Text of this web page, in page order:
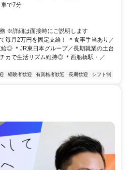
で7分
※詳細は面接時にご説明します
毎月2万円を固定支給！ ＊食事手当あり／
◎ ＊JR東日本グループ／長期就業の土台
カで生活リズム維持◎ ＊西船橋駅・／
経験者歓迎 有資格者歓迎 長期歓迎 シフト制